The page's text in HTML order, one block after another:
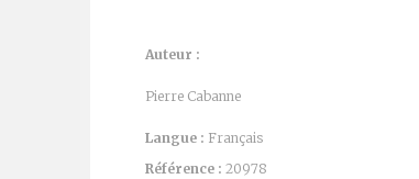
Auteur :
Pierre Cabanne
Langue : Français
Référence : 20978